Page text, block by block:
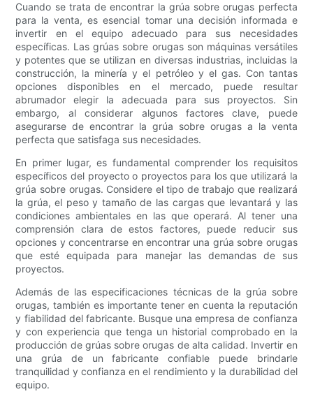
Cuando se trata de encontrar la grúa sobre orugas perfecta
para la venta, es esencial tomar una decisión informada e
invertir en el equipo adecuado para sus necesidades
específicas. Las grúas sobre orugas son máquinas versátiles
y potentes que se utilizan en diversas industrias, incluidas la
construcción, la minería y el petróleo y el gas. Con tantas
opciones disponibles en el mercado, puede resultar
abrumador elegir la adecuada para sus proyectos. Sin
embargo, al considerar algunos factores clave, puede
asegurarse de encontrar la grúa sobre orugas a la venta
perfecta que satisfaga sus necesidades.
En primer lugar, es fundamental comprender los requisitos
específicos del proyecto o proyectos para los que utilizará la
grúa sobre orugas. Considere el tipo de trabajo que realizará
la grúa, el peso y tamaño de las cargas que levantará y las
condiciones ambientales en las que operará. Al tener una
comprensión clara de estos factores, puede reducir sus
opciones y concentrarse en encontrar una grúa sobre orugas
que esté equipada para manejar las demandas de sus
proyectos.
Además de las especificaciones técnicas de la grúa sobre
orugas, también es importante tener en cuenta la reputación
y fiabilidad del fabricante. Busque una empresa de confianza
y con experiencia que tenga un historial comprobado en la
producción de grúas sobre orugas de alta calidad. Invertir en
una grúa de un fabricante confiable puede brindarle
tranquilidad y confianza en el rendimiento y la durabilidad del
equipo.